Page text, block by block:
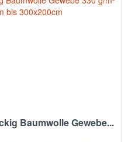
Baumwolle Gewebe...